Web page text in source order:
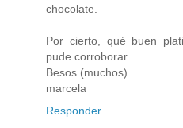
chocolate.
Por cierto, qué buen
pude corroborar.
Besos (muchos)
marcela
Responder